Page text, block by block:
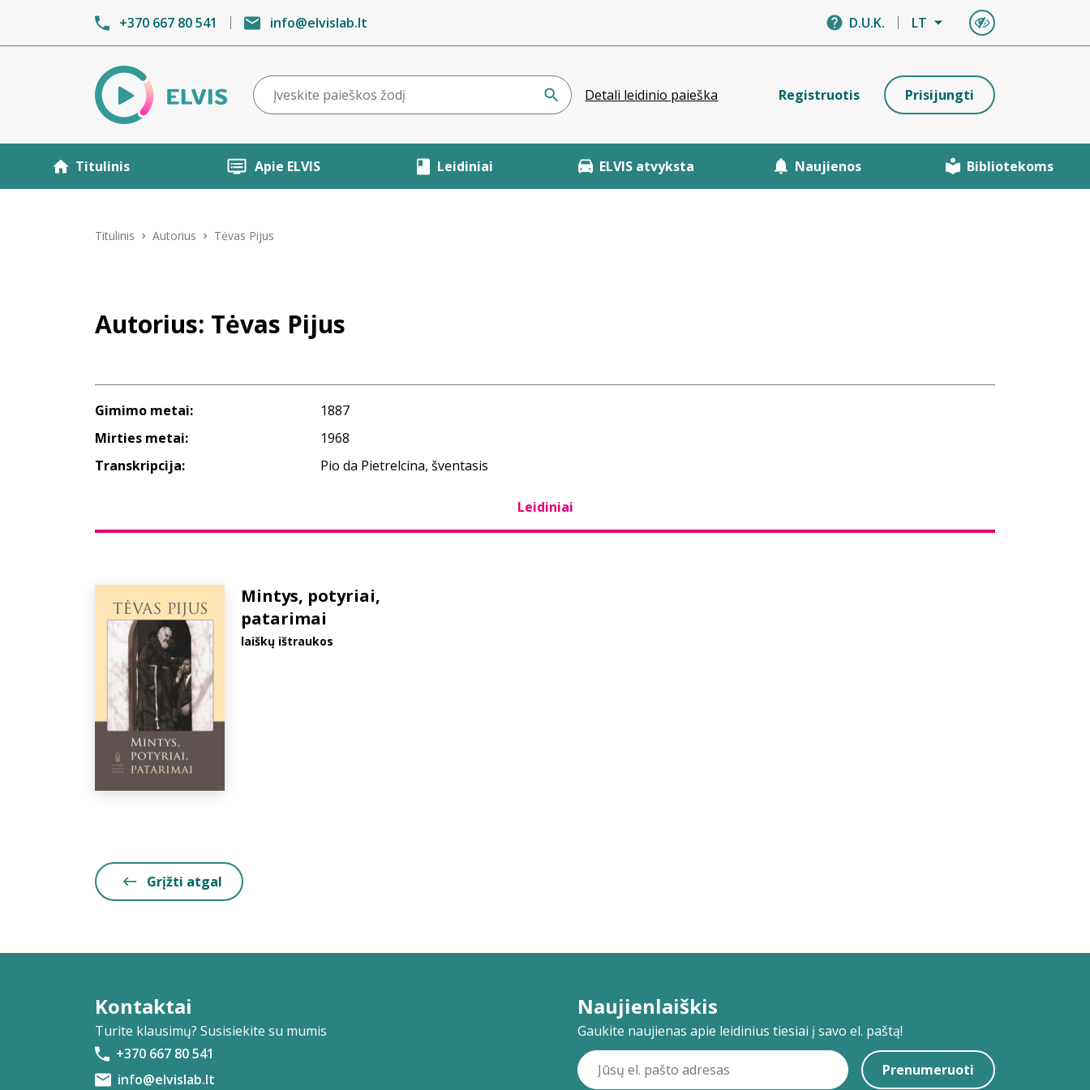
+370 667 80 541 info@elvislab.lt D.U.K. LT
Detali leidinio paieška Registruotis Prisijungti
Titulinis Apie ELVIS Leidiniai ELVIS atvyksta Naujienos Bibliotekoms
Titulinis Autorius Tėvas Pijus
Autorius: Tėvas Pijus
Gimimo metai:
1887
Mirties metai:
1968
Transkripcija:
Pio da Pietrelcina, šventasis
Leidiniai
Mintys, potyriai,
patarimai
laiškų ištraukos
Grįžti atgal
Kontaktai
Turite klausimų? Susisiekite su mumis
+370 667 80 541
info@elvislab.lt
Naujienlaiškis
Gaukite naujienas apie leidinius tiesiai į savo el. paštą!
Prenumeruoti